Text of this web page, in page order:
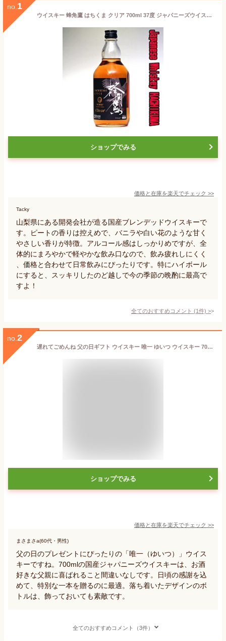
no. 1
ウイスキー 蜂角鷹 はちくま クリア 700ml 37度 ジャパニーズウイスキー ウィスキー 国産 日本製 日本産 Whiskey ギフト ウイスキー 父の日 ウイスキー プレゼント 父親 お父さん 誕生日 お酒 家飲み
ショップでみる
価格と在庫を楽天でチェック >>
Tacky
山梨県にある開発会社が造る国産ブレンデッドウイスキーで
す。ピートの香りは控えめで、バニラや白い花のような甘く
やさしい香りが特徴。アルコール感はしっかりめですが、全
体的にまろやかで軽やかな飲み口なので、飲み疲れしにくく
、価格と合わせて日常飲みにぴったりです。特にハイボール
にすると、スッキリしたのど越しで今の季節の晩酌に最高で
すよ！
全てのおすすめコメント (1件) >
no. 2
遅れてごめんね 父の日ギフト ウイスキー 唯一 ゆいつ ウイスキー 700ml 国産 ウイスキー ジャパニーズウイスキー 日本産 Whiskey Gift 父の日 お酒 ギフト 父の日 ウイスキー 酒 洋酒 男性 父親 誕生日 プレゼント
ショップでみる
価格と在庫を楽天でチェック >>
まさまさa(60代・男性)
父の日のプレゼントにぴったりの「唯一（ゆいつ）」ウイス
キーですね。700mlの国産ジャパニーズウイスキーは、お酒
好きな父親に喜ばれること間違いなしです。日頃の感謝を込
めて、特別な一本を贈るのに最適。落ち着いたデザインのボ
トルは、飾っておいても素敵です。
全てのおすすめコメント（3件）